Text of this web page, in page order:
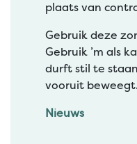
plaats van
Gebruik deze
Gebruik ’m als
durft stil te
vooruit beweegt.
Nieuws